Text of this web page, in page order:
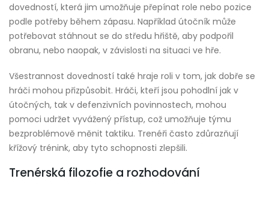
dovedností, která jim umožňuje přepínat role nebo pozice
podle potřeby během zápasu. Například útočník může
potřebovat stáhnout se do středu hřiště, aby podpořil
obranu, nebo naopak, v závislosti na situaci ve hře.
Všestrannost dovedností také hraje roli v tom, jak dobře se
hráči mohou přizpůsobit. Hráči, kteří jsou pohodlní jak v
útočných, tak v defenzivních povinnostech, mohou
pomoci udržet vyvážený přístup, což umožňuje týmu
bezproblémově měnit taktiku. Trenéři často zdůrazňují
křížový trénink, aby tyto schopnosti zlepšili.
Trenérská filozofie a rozhodování